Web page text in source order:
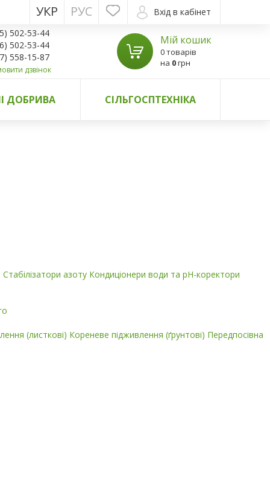
Вхід в кабінет
РУС
УКР
502-53-44
502-53-44
558-15-87
дзвінок
Мій кошик
0 товарів
на 0грн
ДОБРИВА СІЛЬГОСПТЕХНІКА
Стабілізатори азоту Кондиціонери води та pH-коректори
(листкові) Кореневе підживлення (ґрунтові) Передпосівна